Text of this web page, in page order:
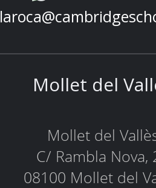
Mollet del
Mollet del
C/ Rambla Nova,
08100 Mollet del